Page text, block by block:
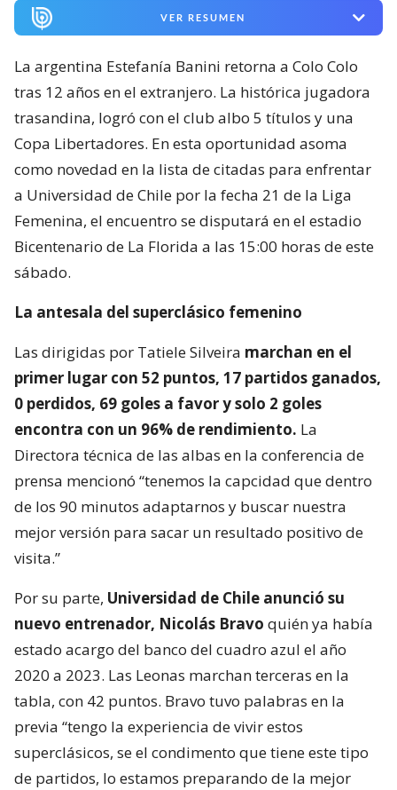
VER RESUMEN
La argentina Estefanía Banini retorna a Colo Colo
tras 12 años en el extranjero. La histórica jugadora
trasandina, logró con el club albo 5 títulos y una
Copa Libertadores. En esta oportunidad asoma
como novedad en la lista de citadas para enfrentar
a Universidad de Chile por la fecha 21 de la Liga
Femenina, el encuentro se disputará en el estadio
Bicentenario de La Florida a las 15:00 horas de este
sábado.
La antesala del superclásico femenino
Las dirigidas por Tatiele Silveira marchan en el
primer lugar con 52 puntos, 17 partidos ganados,
0 perdidos, 69 goles a favor y solo 2 goles
encontra con un 96% de rendimiento. La
Directora técnica de las albas en la conferencia de
prensa mencionó “tenemos la capcidad que dentro
de los 90 minutos adaptarnos y buscar nuestra
mejor versión para sacar un resultado positivo de
visita.”
Por su parte, Universidad de Chile anunció su
nuevo entrenador, Nicolás Bravo quién ya había
estado acargo del banco del cuadro azul el año
2020 a 2023. Las Leonas marchan terceras en la
tabla, con 42 puntos. Bravo tuvo palabras en la
previa “tengo la experiencia de vivir estos
superclásicos, se el condimento que tiene este tipo
de partidos, lo estamos preparando de la mejor